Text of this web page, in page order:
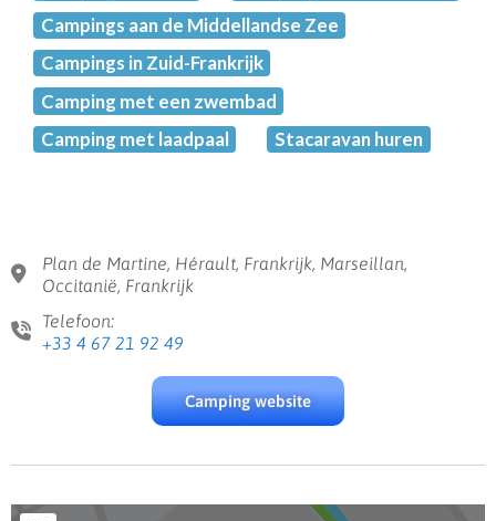
Campings aan de Middellandse Zee
Campings in Zuid-Frankrijk
Camping met een zwembad
Camping met laadpaal
Stacaravan huren
Plan de Martine, Hérault, Frankrijk, Marseillan,
Occitanië, Frankrijk
Telefoon:
+33 4 67 21 92 49
Camping website